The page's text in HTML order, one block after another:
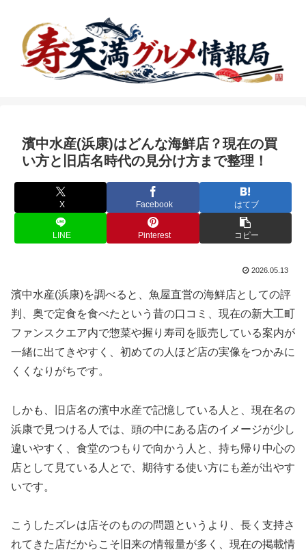
濱中水産(浜康)はどんな海鮮店？現在の買
い方と旧店名時代の見分け方まで整理！
X Facebook はてブ
LINE Pinterest コピー
2026.05.13
濱中水産(浜康)を調べると、魚屋直営の海鮮店としての評
判、奥で定食を食べたという昔の口コミ、現在の新大工町
ファンスクエア内で惣菜や握り寿司を販売している案内が
一緒に出てきやすく、初めての人ほど店の実像をつかみに
くくなりがちです。
しかも、旧店名の濱中水産で記憶している人と、現在名の
浜康で見つける人では、頭の中にある店のイメージが少し
違いやすく、食堂のつもりで向かう人と、持ち帰り中心の
店として見ている人とで、期待する使い方にも差が出やす
いです。
こうしたズレは店そのものの問題というより、長く支持さ
れてきた店だからこそ旧来の情報量が多く、現在の掲載情